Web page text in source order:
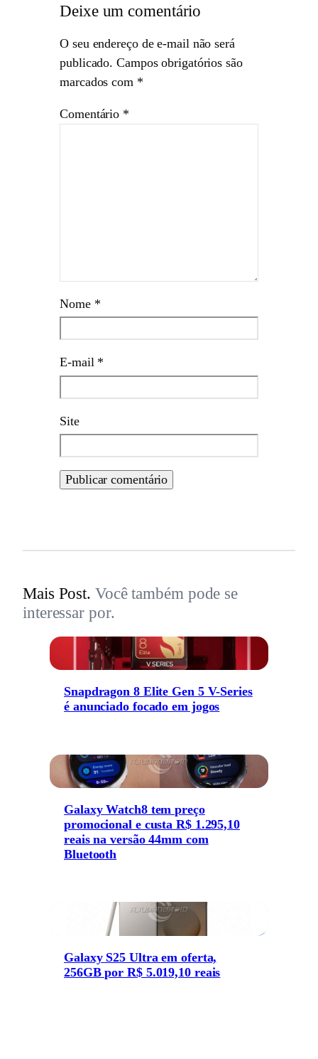
Deixe um comentário
O seu endereço de e-mail não será
publicado. Campos obrigatórios são
marcados com *
Comentário *
Nome *
E-mail *
Site
Mais Post. Você também pode se
interessar por.
Snapdragon 8 Elite Gen 5 V-Series
é anunciado focado em jogos
Galaxy Watch8 tem preço
promocional e custa R$ 1.295,10
reais na versão 44mm com
Bluetooth
Galaxy S25 Ultra em oferta,
256GB por R$ 5.019,10 reais